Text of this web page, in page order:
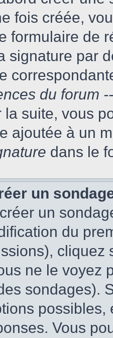
fois créée,
formulaire de
signature par
du forum
la suite, vous
ajoutée à un
dans le
un
un
du
cliquez
ne le voyez
sondages).
Vous